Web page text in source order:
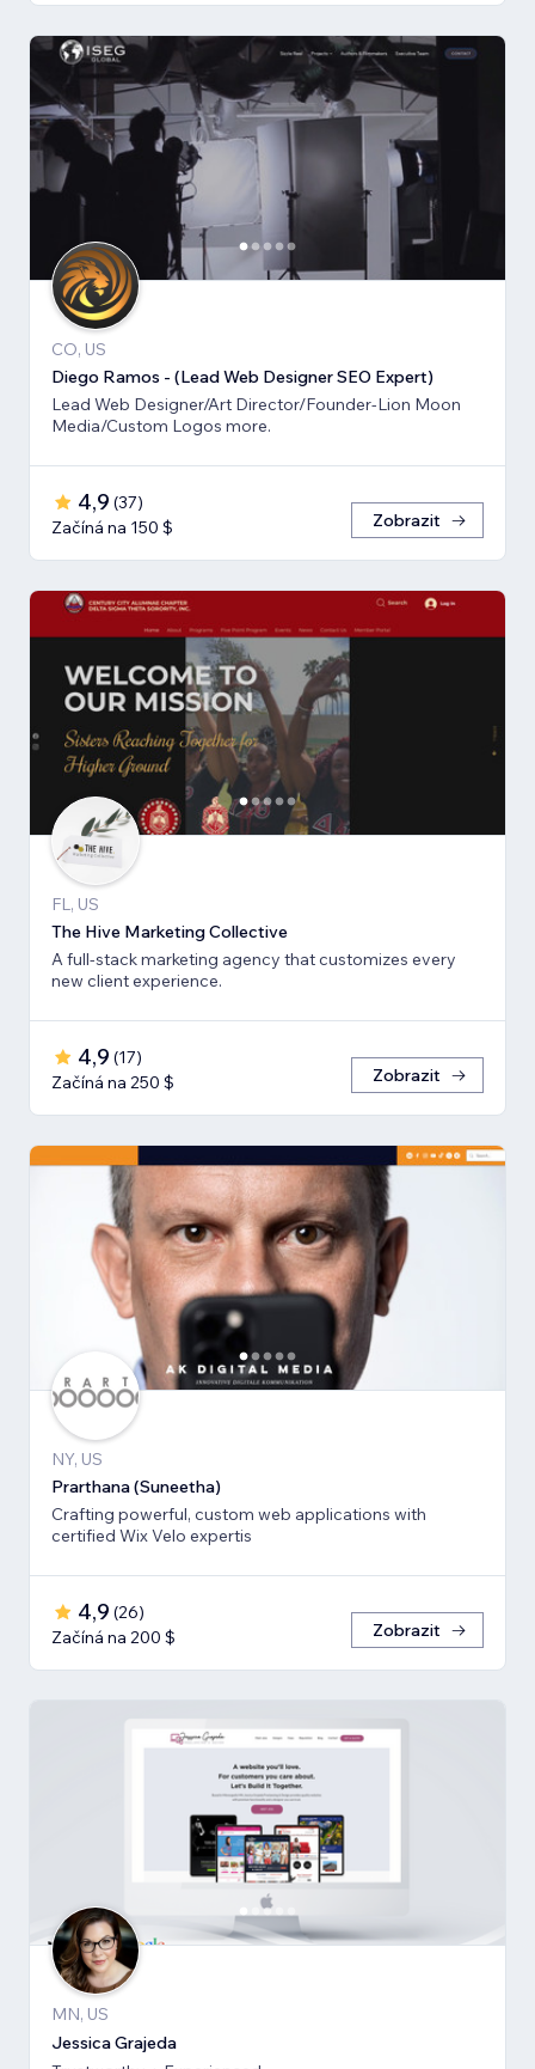
CO, US
Diego Ramos - (Lead Web Designer SEO Expert)
Lead Web Designer/Art Director/Founder-Lion Moon
Media/Custom Logos more.
4,9 (37)
Začíná na 150 $
Zobrazit
FL, US
The Hive Marketing Collective
A full-stack marketing agency that customizes every
new client experience.
4,9 (17)
Začíná na 250 $
Zobrazit
NY, US
Prarthana (Suneetha)
Crafting powerful, custom web applications with
certified Wix Velo expertis
4,9 (26)
Začíná na 200 $
Zobrazit
MN, US
Jessica Grajeda